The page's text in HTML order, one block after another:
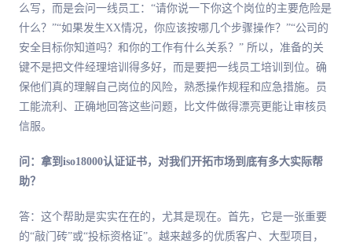
么写，而是会问一线员工：“请你说一下你这个岗位的主要危险是
什么？”“如果发生XX情况，你应该按哪几个步骤操作？”“公司的
安全目标你知道吗？和你的工作有什么关系？” 所以，准备的关
键不是把文件经理培训得多好，而是要把一线员工培训到位。确
保他们真的理解自己岗位的风险，熟悉操作规程和应急措施。员
工能流利、正确地回答这些问题，比文件做得漂亮更能让审核员
信服。
问：拿到iso18000认证证书，对我们开拓市场到底有多大实际帮
助？
答：这个帮助是实实在在的，尤其是现在。首先，它是一张重要
的“敲门砖”或“投标资格证”。越来越多的优质客户、大型项目，